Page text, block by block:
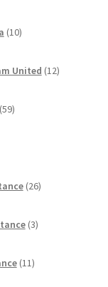
10izdelkov
United 12izdelkov
59izdelkov
26izdelkov
3izdelki
11izdelkov